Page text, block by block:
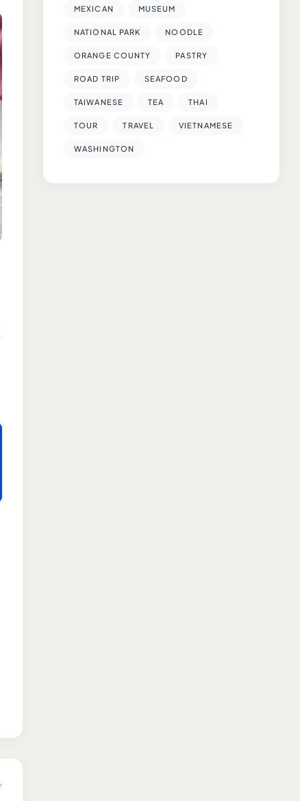
MEXICAN MUSEUM
NATIONAL PARK NOODLE
ORANGE COUNTY PASTRY
ROAD TRIP SEAFOOD
TAIWANESE TEA THAI
TOUR TRAVEL VIETNAMESE
WASHINGTON